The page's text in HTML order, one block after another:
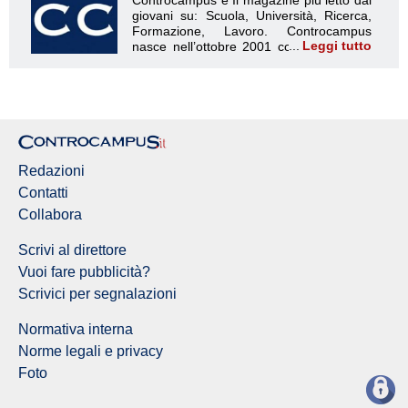
Leggi tutto
Redazioni
Contatti
Collabora
Scrivi al direttore
Vuoi fare pubblicità?
Scrivici per segnalazioni
Normativa interna
Norme legali e privacy
Foto